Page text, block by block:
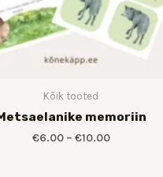
Kõik tooted
memoriin
€6.00 – €10.00